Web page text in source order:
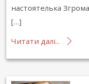
настоятелька
[…]
Читати далі...